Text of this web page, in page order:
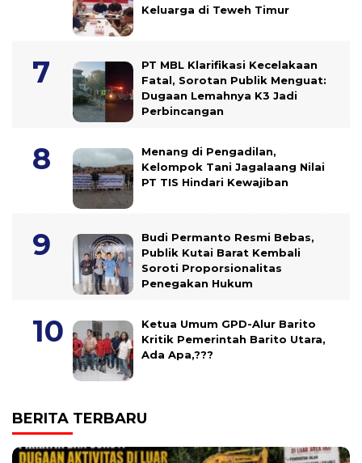
Keluarga di Teweh Timur
PT MBL Klarifikasi Kecelakaan
Fatal, Sorotan Publik Menguat:
Dugaan Lemahnya K3 Jadi
Perbincangan
Menang di Pengadilan,
Kelompok Tani Jagalaang Nilai
PT TIS Hindari Kewajiban
Budi Permanto Resmi Bebas,
Publik Kutai Barat Kembali
Soroti Proporsionalitas
Penegakan Hukum
Ketua Umum GPD-Alur Barito
Kritik Pemerintah Barito Utara,
Ada Apa,???
BERITA TERBARU